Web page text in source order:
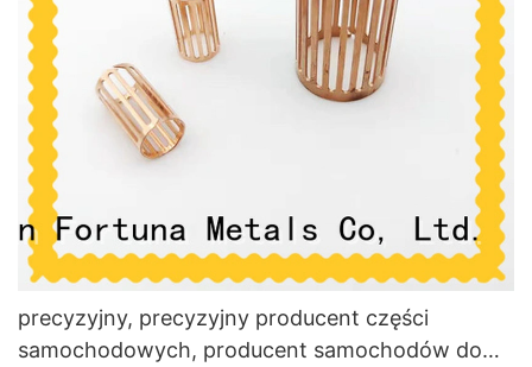
precyzyjny, precyzyjny producent części
samochodowych, producent samochodów do